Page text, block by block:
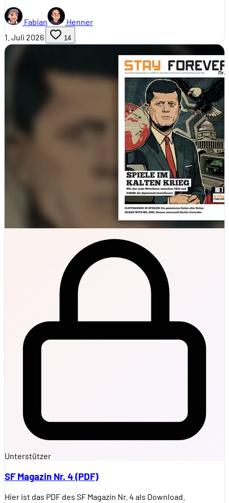
Fabian
Henner
1. Juli 2026
14
Unterstützer
SF Magazin Nr. 4 (PDF)
Hier ist das PDF des SF Magazin Nr. 4 als Download.